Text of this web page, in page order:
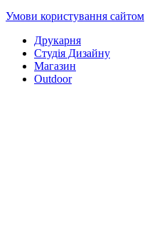
Умови користування сайтом
Друкарня
Студія Дизайну
Магазин
Outdoor